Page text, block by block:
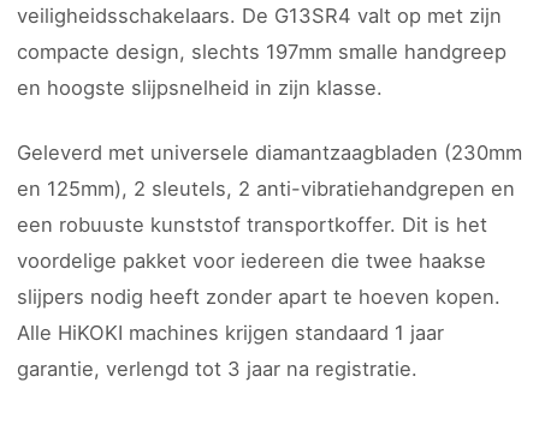
veiligheidsschakelaars. De G13SR4 valt op met zijn
compacte design, slechts 197mm smalle handgreep
en hoogste slijpsnelheid in zijn klasse.
Geleverd met universele diamantzaagbladen (230mm
en 125mm), 2 sleutels, 2 anti-vibratiehandgrepen en
een robuuste kunststof transportkoffer. Dit is het
voordelige pakket voor iedereen die twee haakse
slijpers nodig heeft zonder apart te hoeven kopen.
Alle HiKOKI machines krijgen standaard 1 jaar
garantie, verlengd tot 3 jaar na registratie.